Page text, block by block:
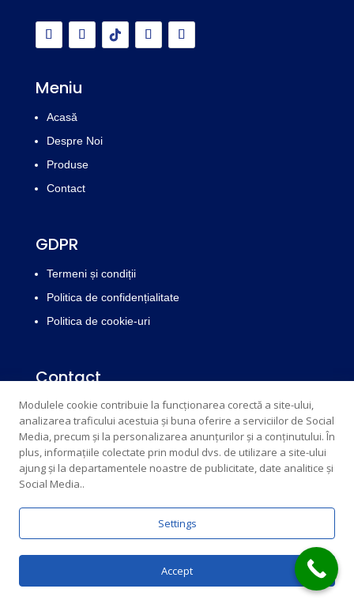
Meniu
Acasă
Despre Noi
Produse
Contact
GDPR
Termeni și condiții
Politica de confidențialitate
Politica de cookie-uri
Contact
Email : edrichsrl@yahoo.cominfo@edrich.ro
Telefon: 077303831,0773854017
Telefon fix: 0259313033
© Edrich 2026 | Powered byCreative Marketing
Modulele cookie contribuie la funcționarea corectă a site-ului,
analizarea traficului acestuia și buna oferire a serviciilor de Social
Media, precum și la personalizarea anunțurilor și a conținutului. În
plus, informațiile colectate prin modul dvs. de utilizare a site-ului
ajung și la departamentele noastre de publicitate, date analitice și
Social Media..
Settings
Accept